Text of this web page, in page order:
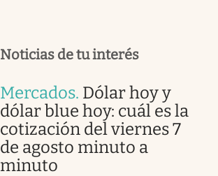
Noticias de tu interés
Mercados. Dólar hoy y
dólar blue hoy: cuál es la
cotización del viernes 7
de agosto minuto a
minuto